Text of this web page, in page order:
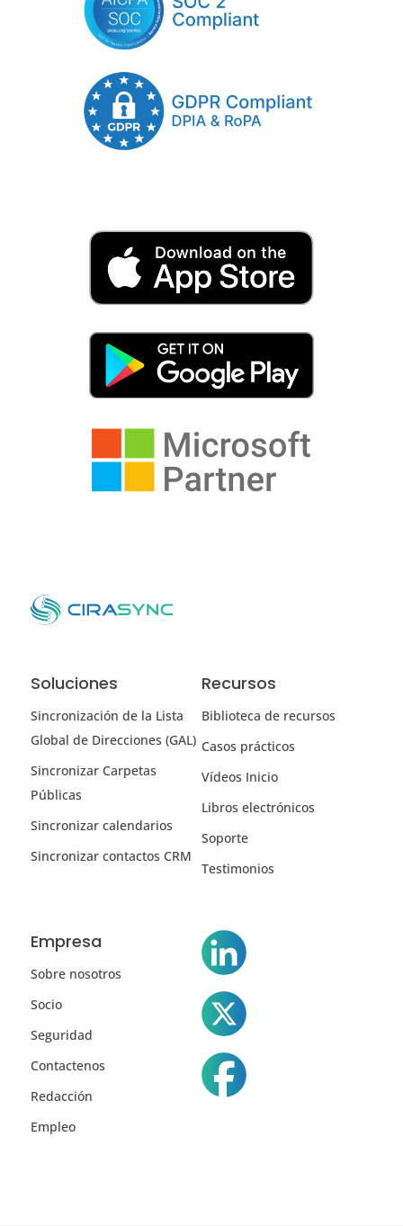
Soluciones
Sincronización de la Lista
Global de Direcciones (GAL)
Sincronizar Carpetas
Públicas
Sincronizar calendarios
Sincronizar contactos CRM
Recursos
Biblioteca de recursos
Casos prácticos
Vídeos Inicio
Libros electrónicos
Soporte
Testimonios
Empresa
Sobre nosotros
Socio
Seguridad
Contactenos
Redacción
Empleo